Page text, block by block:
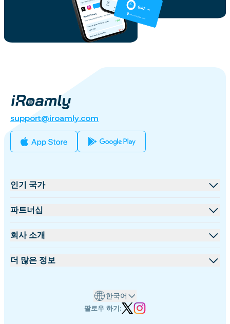
support@iroamly.com
인기 국가
미국
프랑스
파트너십
도매 플랫폼
회사 소개
iRoamly 소개
더 많은 정보
한국어
팔로우 하기: